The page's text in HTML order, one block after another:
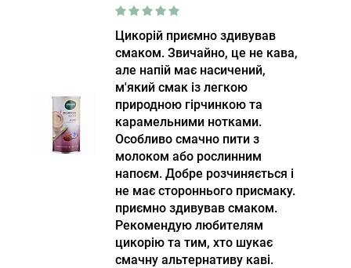
Цикорій приємно здивував
смаком. Звичайно, це не кава,
але напій має насичений,
м'який смак із легкою
природною гірчинкою та
карамельними нотками.
Особливо смачно пити з
молоком або рослинним
напоєм. Добре розчиняється і
не має стороннього присмаку.
приємно здивував смаком.
Рекомендую любителям
цикорію та тим, хто шукає
смачну альтернативу каві.